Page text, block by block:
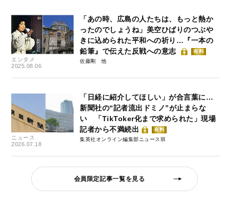
エンタメ
2025.08.06
「あの時、広島の人たちは、もっと熱か
ったのでしょうね」美空ひばりのつぶや
きに込められた平和への祈り…『一本の
鉛筆』で伝えた反戦への意志
有料
佐藤剛
ニュース
2026.07.18
「日経に紹介してほしい」が合言葉に…
新聞社の“記者流出ドミノ”が止まらな
い 「TikToker化まで求められた」現場
記者から不満続出
有料
集英社オンライン編集部ニュース班
会員限定記事一覧を見る